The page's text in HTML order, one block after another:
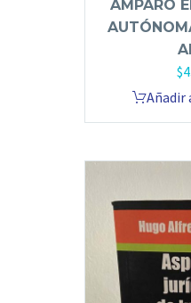
AMPARO
$
Añadir